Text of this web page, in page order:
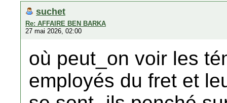
suchet
Re: AFFAIRE BEN BARKA
27 mai 2026, 02:00
où peut_on voir les
employés du fret et